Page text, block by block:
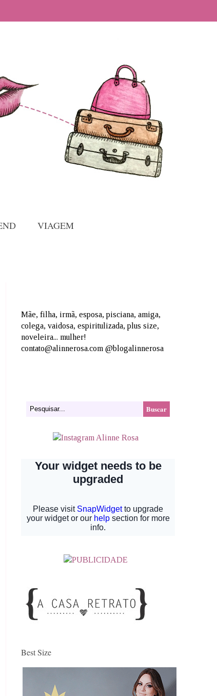
VIAGEM
Mãe, filha, irmã, esposa, pisciana, amiga,
colega, vaidosa, espiritulizada, plus size,
noveleira... mulher!
contato@alinnerosa.com @blogalinnerosa
Best Size